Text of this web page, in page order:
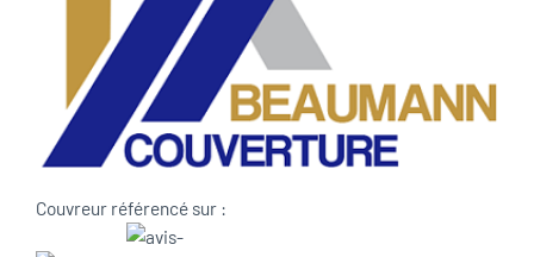
Couvreur référencé sur :